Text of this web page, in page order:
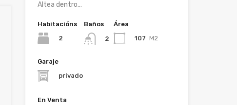
Altea dentro…
Habitacións
2
Baños
2
Área
107 M2
Garaje
privado
En Venta